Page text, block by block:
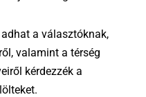
a választóknak,
valamint a térség
kérdezzék a